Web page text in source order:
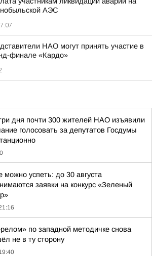
АЭС
НАО могут принять участие в
финале «Кардо»
дня почти 300 жителей НАО изъявили
голосовать за депутатов Госдумы
можно успеть: до 30 августа
заявки на конкурс «Зеленый
по западной методичке снова
не в ту сторону